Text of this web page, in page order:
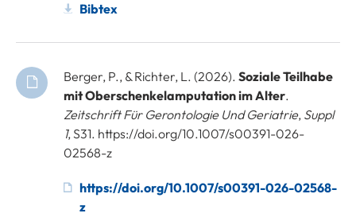
Bibtex
Berger, P., & Richter, L. (2026). Soziale Teilhabe
mit Oberschenkelamputation im Alter.
Zeitschrift Für Gerontologie Und Geriatrie, Suppl
1, S31. https://doi.org/10.1007/s00391-026-
02568-z
https://doi.org/10.1007/s00391-026-02568-
z